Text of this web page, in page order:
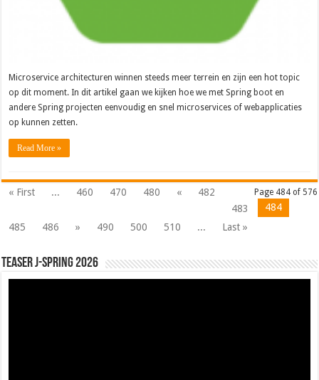
Microservice architecturen winnen steeds meer terrein en zijn een hot topic
op dit moment. In dit artikel gaan we kijken hoe we met Spring boot en
andere Spring projecten eenvoudig en snel microservices of webapplicaties
op kunnen zetten.
Read More »
Page 484 of 576
« First ... 460 470 480 «
482
483
484
485
486 » 490 500 510 ... Last »
Teaser J-Spring 2026